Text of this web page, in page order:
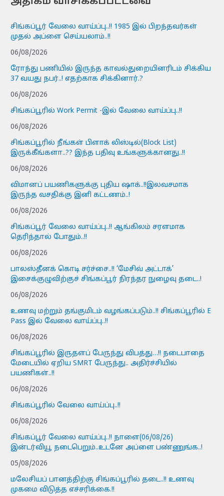
சிங்கப்பூர் வேலை வாய்ப்பு..!! 1985 இல் பிறந்தவர்கள்
முதல் அப்ளை செய்யலாம்..!!
06/08/2026
ரோந்து பணியில் இருந்த காவல்துறையினரிடம் சிக்கிய
37 வயது நபர்..! எதற்காக சிக்கினார்.?
06/08/2026
சிங்கப்பூரில் Work Permit -இல் வேலை வாய்ப்பு..!!
06/08/2026
சிங்கப்பூரில் நீங்கள் பிளாக் லிஸ்டில்(Block List)
இருக்கீங்களா..?? இந்த பதிவு உங்களுக்கானது..!!
06/08/2026
விமானப் பயணிகளுக்கு புதிய ஷாக்..!!இலவசமாக
இருந்த வசதிக்கு இனி கட்டணம்..!
06/08/2026
சிங்கப்பூர் வேலை வாய்ப்பு..!! ஆங்கிலம் சரளமாக
தெரிந்தால் போதும்..!!
06/08/2026
பாலஸ்தீனக் கொடி சர்ச்சை..!! ‘மேசிவ் அட்டாக்’
இசைக்குழுவிற்குச் சிங்கப்பூர் நிரந்தர நுழைவு தடை..!
06/08/2026
உணவு மற்றும் தங்குமிடம் வழங்கப்படும்..!! சிங்கப்பூரில் E
Pass இல் வேலை வாய்ப்பு..!!
06/08/2026
சிங்கப்பூரில் இருதளப் பேருந்து விபத்து…!! நடைபாதை
மேடையில் ஏறிய SMRT பேருந்து.. அதிர்ச்சியில்
பயணிகள்..!!
06/08/2026
சிங்கப்பூரில் வேலை வாய்ப்பு..!!
06/08/2026
சிங்கப்பூர் வேலை வாய்ப்பு..!! நாளை(06/08/26)
இன்டர்வியூ நடைபெறும்..உடனே அப்ளை பண்ணுங்க..!
05/08/2026
மலேசியப் பானத்திற்கு சிங்கப்பூரில் தடை..!! உணவு
முகமை விடுத்த எச்சரிக்கை.!!